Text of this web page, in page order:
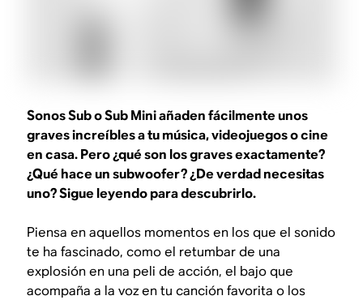
Sonos Sub o Sub Mini añaden fácilmente unos
graves increíbles a tu música, videojuegos o cine
en casa. Pero ¿qué son los graves exactamente?
¿Qué hace un subwoofer? ¿De verdad necesitas
uno? Sigue leyendo para descubrirlo.
Piensa en aquellos momentos en los que el sonido
te ha fascinado, como el retumbar de una
explosión en una peli de acción, el bajo que
acompaña a la voz en tu canción favorita o los